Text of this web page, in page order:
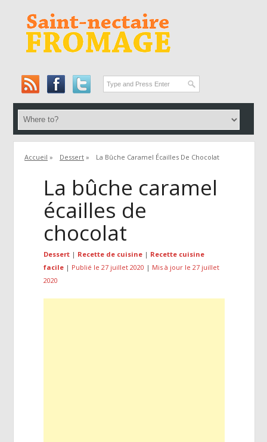
Accueil » Dessert » La Bûche Caramel Écailles De Chocolat
La bûche caramel
écailles de
chocolat
Dessert | Recette de cuisine | Recette cuisine
facile | Publié le 27 juillet 2020 | Mis à jour le 27 juillet
2020